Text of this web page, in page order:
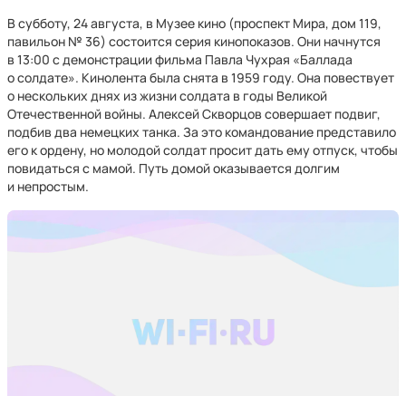
В субботу, 24 августа, в Музее кино (проспект Мира, дом 119,
павильон № 36) состоится серия кинопоказов. Они начнутся
в 13:00 с демонстрации фильма Павла Чухрая «Баллада
о солдате». Кинолента была снята в 1959 году. Она повествует
о нескольких днях из жизни солдата в годы Великой
Отечественной войны. Алексей Скворцов совершает подвиг,
подбив два немецких танка. За это командование представило
его к ордену, но молодой солдат просит дать ему отпуск, чтобы
повидаться с мамой. Путь домой оказывается долгим
и непростым.